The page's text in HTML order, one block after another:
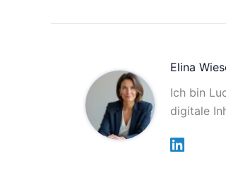
Elina
Ich bin
digitale